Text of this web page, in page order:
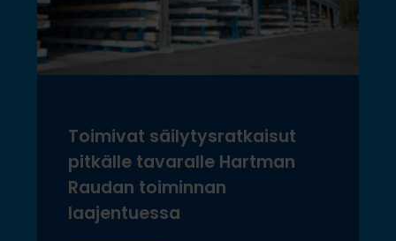
Toimivat säilytysratkaisut
pitkälle tavaralle Hartman
Raudan toiminnan
laajentuessa